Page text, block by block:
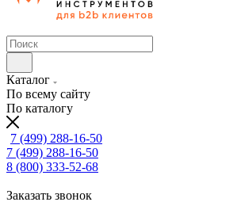
Каталог
По всему сайту
По каталогу
7 (499) 288-16-50
7 (499) 288-16-50
8 (800) 333-52-68
Заказать звонок